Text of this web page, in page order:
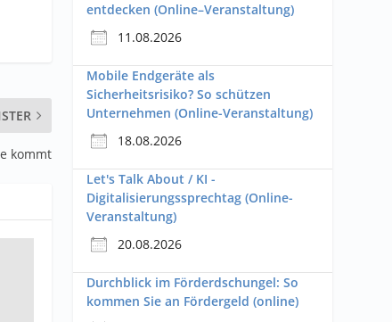
kommt
entdecken (Online–Veranstaltung)
11.08.2026
Mobile Endgeräte als
Sicherheitsrisiko? So schützen
Unternehmen (Online-Veranstaltung)
18.08.2026
Let's Talk About / KI -
Digitalisierungssprechtag (Online-
Veranstaltung)
20.08.2026
Durchblick im Förderdschungel: So
kommen Sie an Fördergeld (online)